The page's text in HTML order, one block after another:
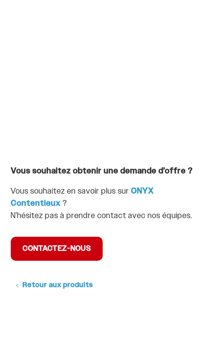
Vous souhaitez obtenir une demande d’offre ?
Vous souhaitez en savoir plus surONYX
Contentieux?
N’hésitez pas à prendre contact avec nos équipes.
CONTACTEZ-NOUS
Retour aux produits